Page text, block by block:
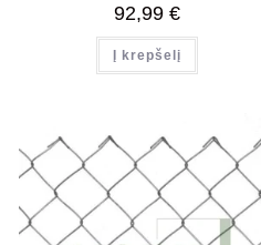
92,99 €
Į krepšelį